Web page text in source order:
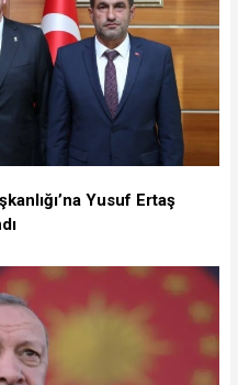
Yusuf Ertaş